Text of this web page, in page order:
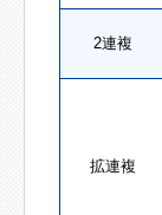
2連複
拡連複